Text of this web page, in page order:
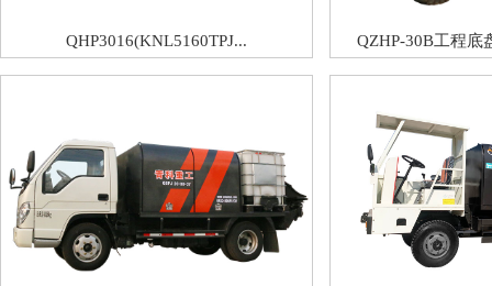
QHP3016(KNL5160TPJ... QZHP-30B工程底